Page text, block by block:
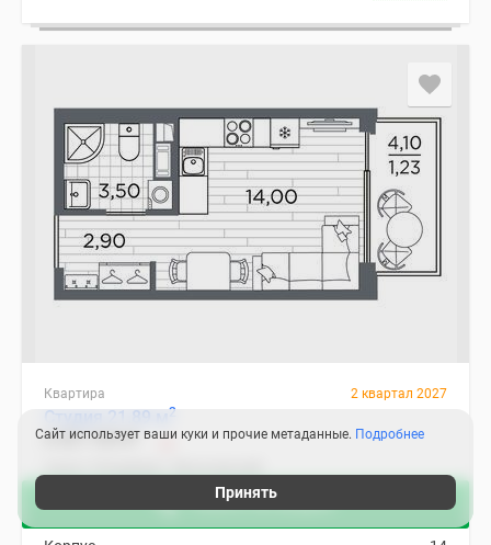
Узнать об акциях
Квартира 2 квартал 2027
Студия 21.89 м 2
6 021 939₽
15 мин.
Сайт использует ваши куки и прочие метаданные. Подробнее
Принять